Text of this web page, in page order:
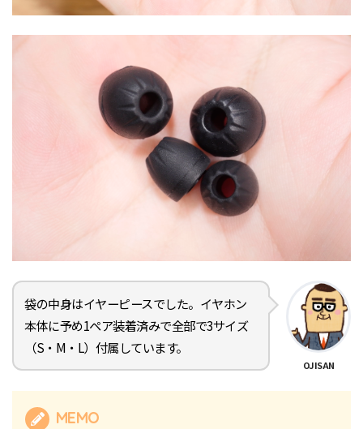
袋の中身はイヤーピースでした。イヤホン
本体に予め1ペア装着済みで全部で3サイズ
（S・M・L）付属しています。
OJISAN
MEMO